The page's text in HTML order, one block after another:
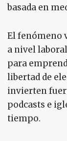
basada en
El fenómeno
a nivel
para
libertad de
invierten
podcasts e
tiempo.